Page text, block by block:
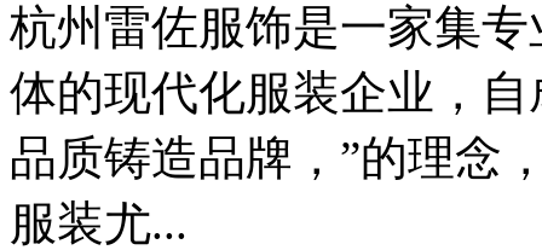
杭州雷佐服饰是一家集
体的现代化服装企业，
品质铸造品牌，”的理念
服装尤...